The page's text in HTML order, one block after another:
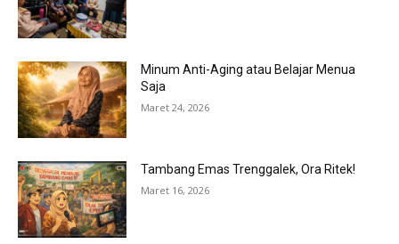
Minum Anti-Aging atau Belajar Menua
Saja
Maret 24, 2026
Tambang Emas Trenggalek, Ora Ritek!
Maret 16, 2026